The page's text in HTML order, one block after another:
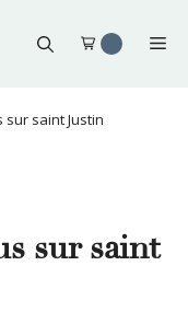
sur saint Justin
sur saint